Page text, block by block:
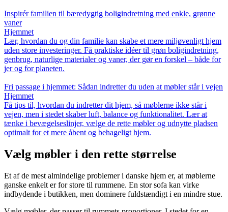
Inspirér familien til bæredygtig boligindretning med enkle, grønne
vaner
Hjemmet
Lær, hvordan du og din familie kan skabe et mere miljøvenligt hjem
uden store investeringer. Få praktiske idéer til grøn boligindretning,
genbrug, naturlige materialer og vaner, der gør en forskel – både for
jer og for planeten.
Fri passage i hjemmet: Sådan indretter du uden at møbler står i vejen
Hjemmet
Få tips til, hvordan du indretter dit hjem, så møblerne ikke står i
vejen, men i stedet skaber luft, balance og funktionalitet. Lær at
tænke i bevægelseslinjer, vælge de rette møbler og udnytte pladsen
optimalt for et mere åbent og behageligt hjem.
Vælg møbler i den rette størrelse
Et af de mest almindelige problemer i danske hjem er, at møblerne
ganske enkelt er for store til rummene. En stor sofa kan virke
indbydende i butikken, men dominere fuldstændigt i en mindre stue.